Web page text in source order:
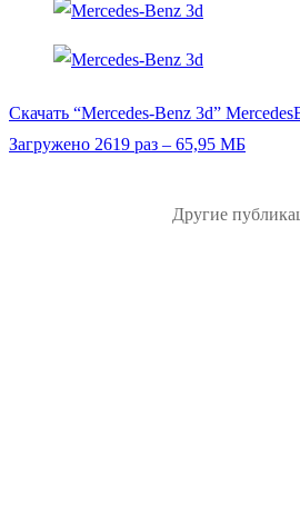
Скачать “Mercedes-Benz 3d”
Загружено 2619 раз – 65,95 МБ
Другие